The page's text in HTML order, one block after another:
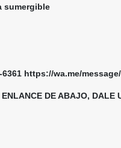
sumergible
https://wa.me/message/
DE ABAJO,